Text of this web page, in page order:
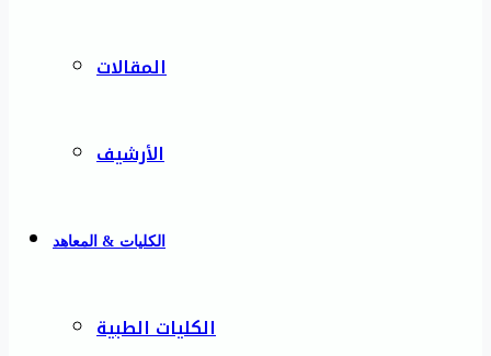
المقالات
الأرشيف
الكليات & المعاهد
الكليات الطبية